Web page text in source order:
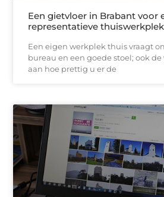
Een gietvloer in Brabant voor
representatieve thuiswerkplek
Een eigen werkplek thuis vraagt
bureau en een goede stoel; ook
aan hoe prettig u er de